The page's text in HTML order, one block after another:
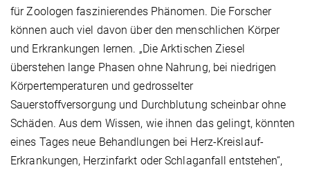
für Zoologen faszinierendes Phänomen. Die Forscher
können auch viel davon über den menschlichen Körper
und Erkrankungen lernen. „Die Arktischen Ziesel
überstehen lange Phasen ohne Nahrung, bei niedrigen
Körpertemperaturen und gedrosselter
Sauerstoffversorgung und Durchblutung scheinbar ohne
Schäden. Aus dem Wissen, wie ihnen das gelingt, könnten
eines Tages neue Behandlungen bei Herz-Kreislauf-
Erkrankungen, Herzinfarkt oder Schlaganfall entstehen“,